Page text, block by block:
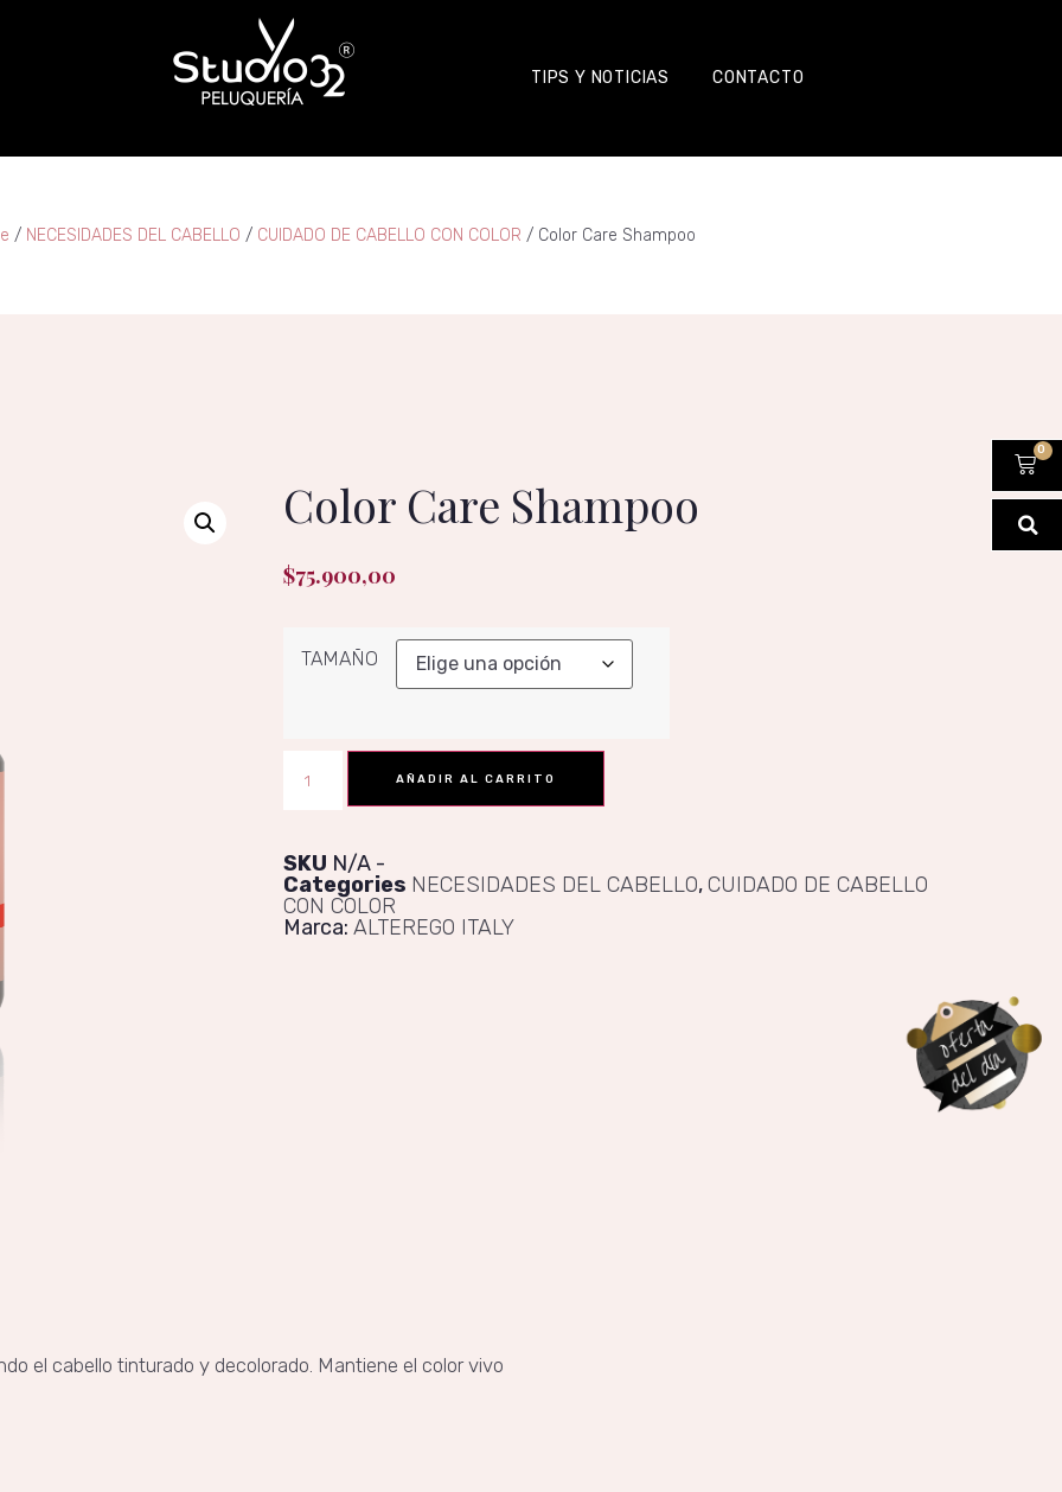
TIPS Y NOTICIAS CONTACTO
0
/ NECESIDADES DEL CABELLO / CUIDADO DE CABELLO CON COLOR / Color Care Shampoo
Color Care Shampoo
$75.900,00
TAMAÑO
AÑADIR AL CARRITO
SKU N/A
Categories NECESIDADES DEL CABELLO,CUIDADO DE CABELLO
CON COLOR
Marca: ALTEREGO ITALY
el cabello tinturado y decolorado. Mantiene el color vivo